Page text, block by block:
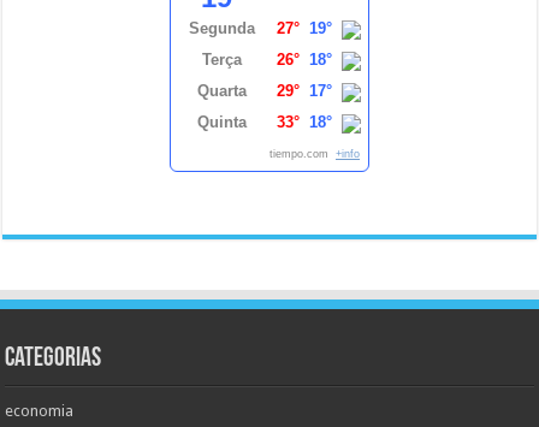
Segunda 27° 19°
Terça
26° 18°
Quarta
29° 17°
Quinta
33° 18°
tiempo.com +info
Categorias
economia